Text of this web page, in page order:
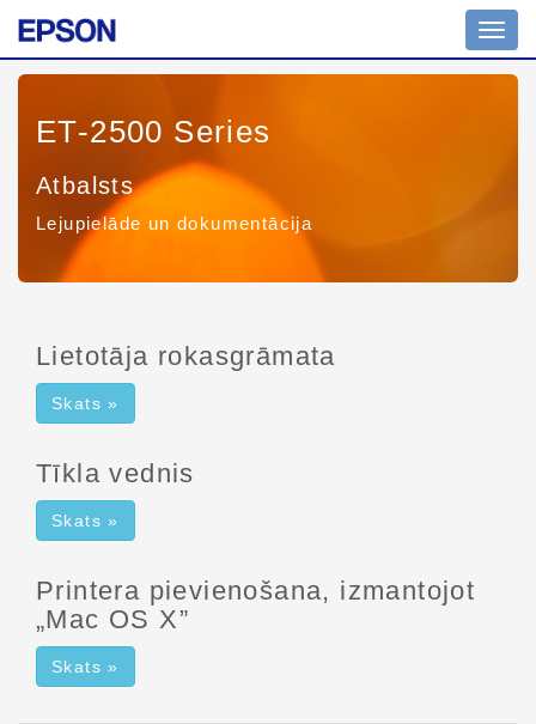
ET-2500 Series
Atbalsts
Lejupielāde un dokumentācija
Lietotāja rokasgrāmata
Skats »
Tīkla vednis
Skats »
Printera pievienošana, izmantojot
„Mac OS X”
Skats »